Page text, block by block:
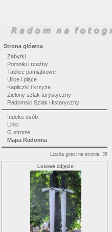
Strona główna
Zabytki
Pomniki i rzeźby
Tablice pamiątkowe
Ulice i place
Kapliczki i krzyże
Zielony szlak turystyczny
Radomski Szlak Historyczny
Indeks osób
Linki
O stronie
Mapa Radomia
Liczba gości na stronie: 35
Losowe zdjęcie: